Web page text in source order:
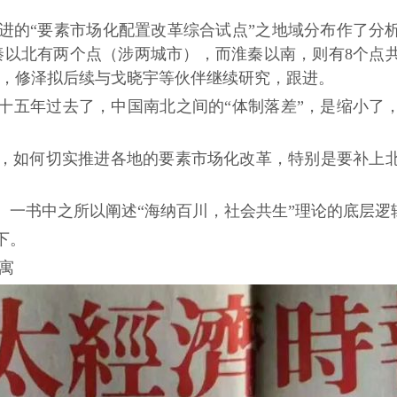
的“要素市场化配置改革综合试点”之地域分布作了分
北有两个点（涉两城市），而淮秦以南，则有8个点
，修泽拟后续与戈晓宇等伙伴继续研究，跟进。
五年过去了，中国南北之间的“体制落差”，是缩小了
如何切实推进各地的要素市场化改革，特别是要补上
一书中之所以阐述“海纳百川，社会共生”理论的底层逻